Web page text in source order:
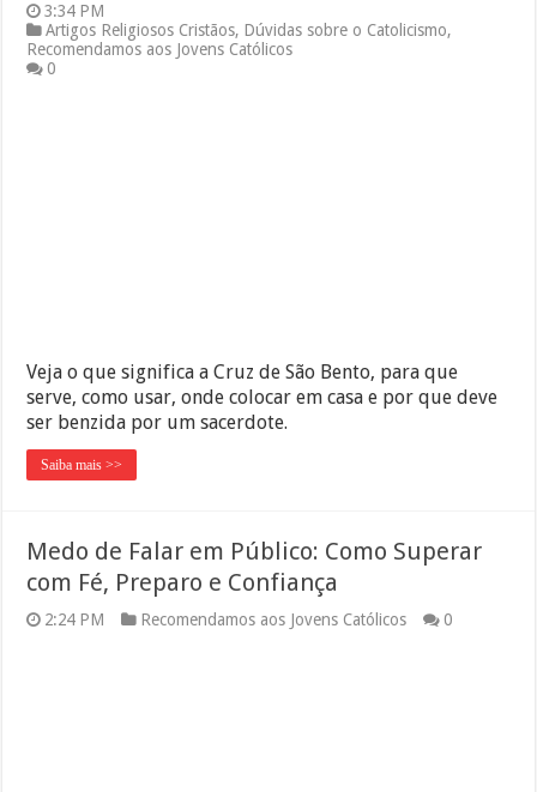
3:34 PM
Artigos Religiosos Cristãos, Dúvidas sobre o Catolicismo,
Recomendamos aos Jovens Católicos
0
Veja o que significa a Cruz de São Bento, para que
serve, como usar, onde colocar em casa e por que deve
ser benzida por um sacerdote.
Saiba mais >>
Medo de Falar em Público: Como Superar
com Fé, Preparo e Confiança
2:24 PM Recomendamos aos Jovens Católicos 0